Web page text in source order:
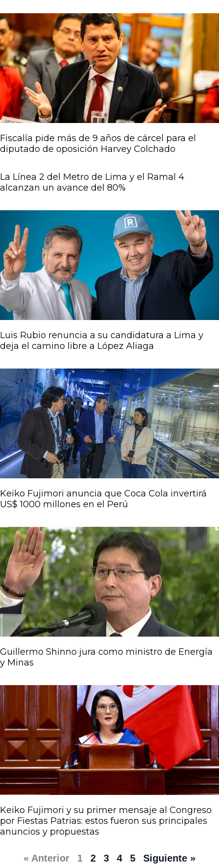
Fiscalía pide más de 9 años de cárcel para el
diputado de oposición Harvey Colchado
La Línea 2 del Metro de Lima y el Ramal 4
alcanzan un avance del 80%
Luis Rubio renuncia a su candidatura a Lima y
deja el camino libre a López Aliaga
Keiko Fujimori anuncia que Coca Cola invertirá
US$ 1000 millones en el Perú
Guillermo Shinno jura como ministro de Energía
y Minas
Keiko Fujimori y su primer mensaje al Congreso
por Fiestas Patrias: estos fueron sus principales
anuncios y propuestas
« Anterior
Página
1
Página
2
Página
3
Página
4
Página
5 Siguiente »